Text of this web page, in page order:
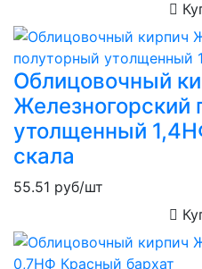
Облицовочный
Железногорский
утолщенный
скала
55.51 руб/шт